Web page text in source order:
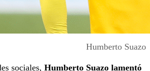
Humberto Suazo
sociales, Humberto Suazo lamentó